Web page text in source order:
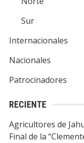
Sur
Internacionales
Nacionales
Patrocinadores
RECIENTE
Agricultores de
Final de la